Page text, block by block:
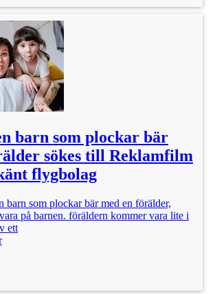
barn som plockar bär
sökes till Reklamfilm
flygbolag
barn som plockar bär med en förälder,
på barnen. föräldern kommer vara lite i
ett